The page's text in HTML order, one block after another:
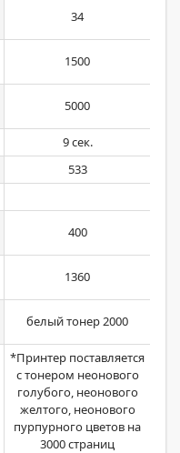
34
1500
5000
9 сек.
533
400
1360
белый тонер 2000
*Принтер поставляется
с тонером неонового
голубого, неонового
желтого, неонового
пурпурного цветов на
3000 страниц